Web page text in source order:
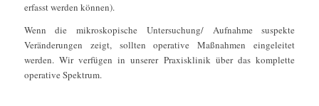
erfasst werden können).
Wenn die mikroskopische Untersuchung/ Aufnahme suspekte
Veränderungen zeigt, sollten operative Maßnahmen eingeleitet
werden. Wir verfügen in unserer Praxisklinik über das komplette
operative Spektrum.